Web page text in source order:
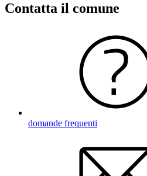
Contatta il comune
domande frequenti